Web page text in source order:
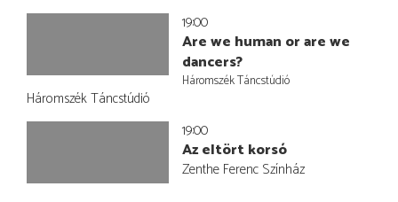
19:00
Are we human or are we
dancers?
Háromszék Táncstúdió
Háromszék Táncstúdió
19:00
Az eltört korsó
Zenthe Ferenc Színház